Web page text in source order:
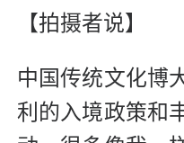
【拍摄者说】
中国传统文化博
利的入境政策和